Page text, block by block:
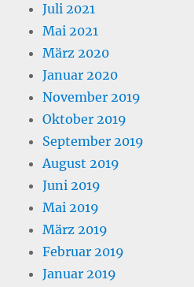
Juli 2021
Mai 2021
März 2020
Januar 2020
November 2019
Oktober 2019
September 2019
August 2019
Juni 2019
Mai 2019
März 2019
Februar 2019
Januar 2019